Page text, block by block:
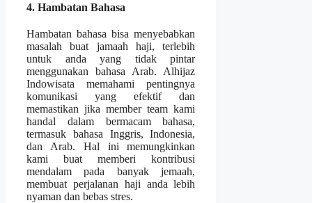
4. Hambatan Bahasa
Hambatan bahasa bisa menyebabkan
masalah buat jamaah haji, terlebih
untuk anda yang tidak pintar
menggunakan bahasa Arab. Alhijaz
Indowisata memahami pentingnya
komunikasi yang efektif dan
memastikan jika member team kami
handal dalam bermacam bahasa,
termasuk bahasa Inggris, Indonesia,
dan Arab. Hal ini memungkinkan
kami buat memberi kontribusi
mendalam pada banyak jemaah,
membuat perjalanan haji anda lebih
nyaman dan bebas stres.